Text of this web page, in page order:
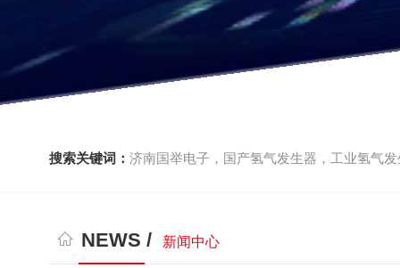
搜索关键词： 济南国举电子，国产氢气发生器，工业氢气
NEWS / 新闻中心